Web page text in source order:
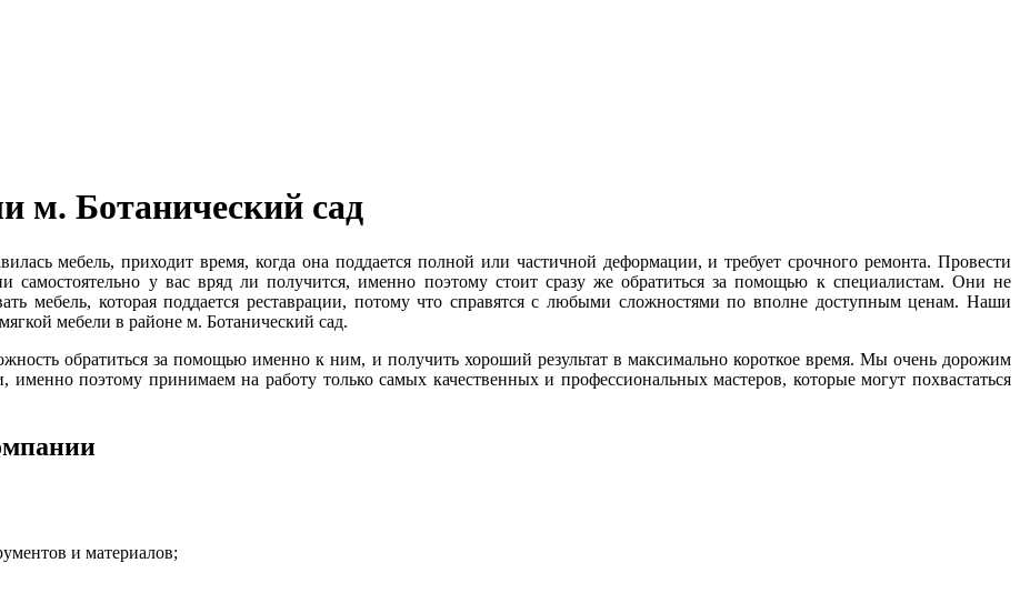
м. Ботанический сад
мебель, приходит время, когда она поддается полной или частичной деформации, и требует срочного ремонта. Провести
самостоятельно у вас вряд ли получится, именно поэтому стоит сразу же обратиться за помощью к специалистам. Они не
мебель, которая поддается реставрации, потому что справятся с любыми сложностями по вполне доступным ценам. Наши
мебели в районе м. Ботанический сад.
обратиться за помощью именно к ним, и получить хороший результат в максимально короткое время. Мы очень дорожим
именно поэтому принимаем на работу только самых качественных и профессиональных мастеров, которые могут похвастаться
и материалов;